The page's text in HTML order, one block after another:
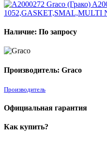
Наличие: По запросу
Производитель: Graco
Производитель
Официальная гарантия
Как купить?